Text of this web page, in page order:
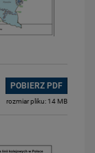
POBIERZ PDF
rozmiar pliku: 14 MB